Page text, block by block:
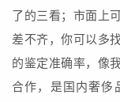
了的三看；市面上
差不齐，你可以多
的鉴定准确率，像
合作，是国内奢侈